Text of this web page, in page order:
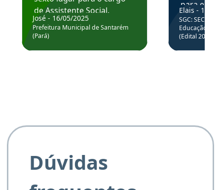
de Assistente Social.
Hoje estou atuando na
Prefeitura de Santarém.
José - 16/05/2025
Prefeitura Municipal de Santarém
(Pará)
para
colocar
através
de
Elais - 15/
SGC: SEC BA
Educação
(Edital
Dúvidas